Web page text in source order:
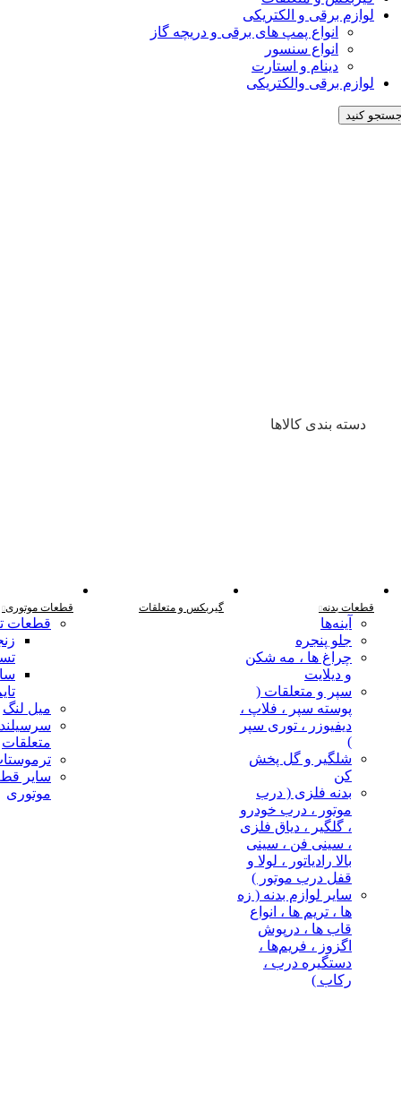
لوازم برقی و الکتریکی
انواع پمپ های برقی و دریچه گاز
انواع سنسور
دینام و استارت
لوازم برقی والکتریکی
کنید
دسته بندی کالاها
قطعات بدنه
آینه‌ها
جلو پنجره
چراغ‌ ها ، مه‌ شکن
و دیلایت
سپر و متعلقات (
پوسته سپر ، فلاپ ،
دیفیوزر ، توری سپر
)
شلگیر و گل‌ پخش‌
کن
بدنه فلزی ( درب
موتور ، درب خودرو
، گلگیر ، دیاق فلزی
، سینی فن ، سینی
بالا رادیاتور ، لولا و
قفل درب موتور )
سایر لوازم بدنه ( زه
ها ، تریم ها ، انواع
قاب ها ، درپوش
اگزوز ، فریم‌ها ،
دستگیره درب ،
رکاب )
گیربکس و متعلقات قطعات موتوری
قطعات
میل لنگ
متعلقات
سایر
موتوری
زه جلو پنجره سمت چپ تیگو 7، محل نصب بخش چپ گریل جلو، مناسب برای
خرید زه جلو پنجره چپ تیگو 7
زه جلو پنجره سمت چپ تیگو 7 قطعه‌ای تزیینی و محافظتی است که ظاهر خودرو را کامل می‌کند و از لبه‌های جلو پنجره در برابر ضربه و خوردگی محافظت می‌کند.
سازگار با :
معرفی
امتیاز دادن
زه جلو پنجره سمت چپ تیگو 7
می‌شود و روی لبه سمت چپ جلو پنجره نصب می‌شود تا هم زیبایی
تأثیر منفی روی ظاهر خودرو، ممکن است در بلندمدت به قسمت‌های